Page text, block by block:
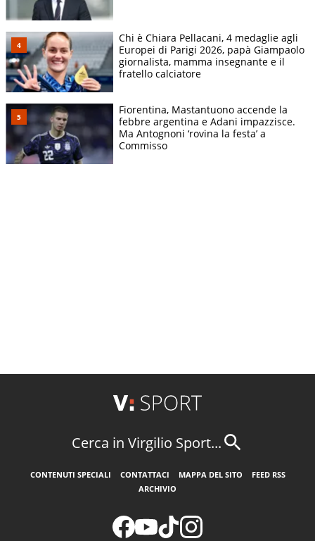
Chi è Chiara Pellacani, 4 medaglie agli
Europei di Parigi 2026, papà Giampaolo
giornalista, mamma insegnante e il
fratello calciatore
Fiorentina, Mastantuono accende la
febbre argentina e Adani impazzisce.
Ma Antognoni ‘rovina la festa’ a
Commisso
Cerca in Virgilio Sport...
CONTENUTI SPECIALI CONTATTACI MAPPA DEL SITO
FEED RSS
ARCHIVIO